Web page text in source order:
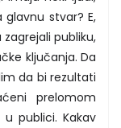
stvar? E,
zagrejali publiku,
ključanja. Da
da bi rezultati
prelomom
publici. Kakav